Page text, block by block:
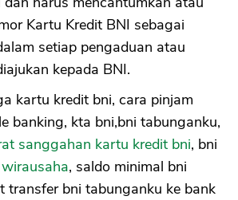
Kartu Kredit BNI sebagai
setiap pengaduan atau
kepada BNI.
kartu kredit bni, cara pinjam
banking, kta bni,bni tabunganku,
sanggahan kartu kredit bni, bni
, saldo minimal bni
transfer bni tabunganku ke bank